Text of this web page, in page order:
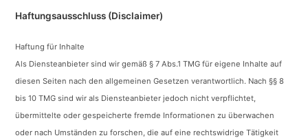
Haftungsausschluss (Disclaimer)
Haftung für Inhalte
Als Diensteanbieter sind wir gemäß § 7 Abs.1 TMG für eigene Inhalte auf
diesen Seiten nach den allgemeinen Gesetzen verantwortlich. Nach §§ 8
bis 10 TMG sind wir als Diensteanbieter jedoch nicht verpflichtet,
übermittelte oder gespeicherte fremde Informationen zu überwachen
oder nach Umständen zu forschen, die auf eine rechtswidrige Tätigkeit